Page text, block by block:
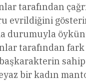
tarafından
evrildiğini
durumuyla
tarafından
bir kadın